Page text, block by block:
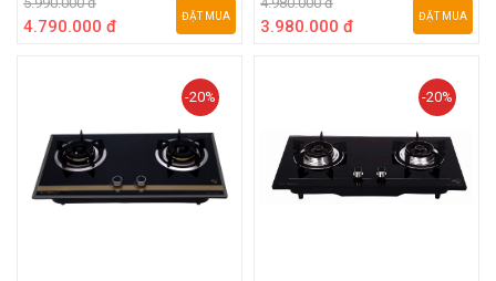
5.990.000 đ
4.790.000 đ
ĐẶT MUA
4.980.000 đ
3.980.000 đ
ĐẶT MUA
-20% -20%